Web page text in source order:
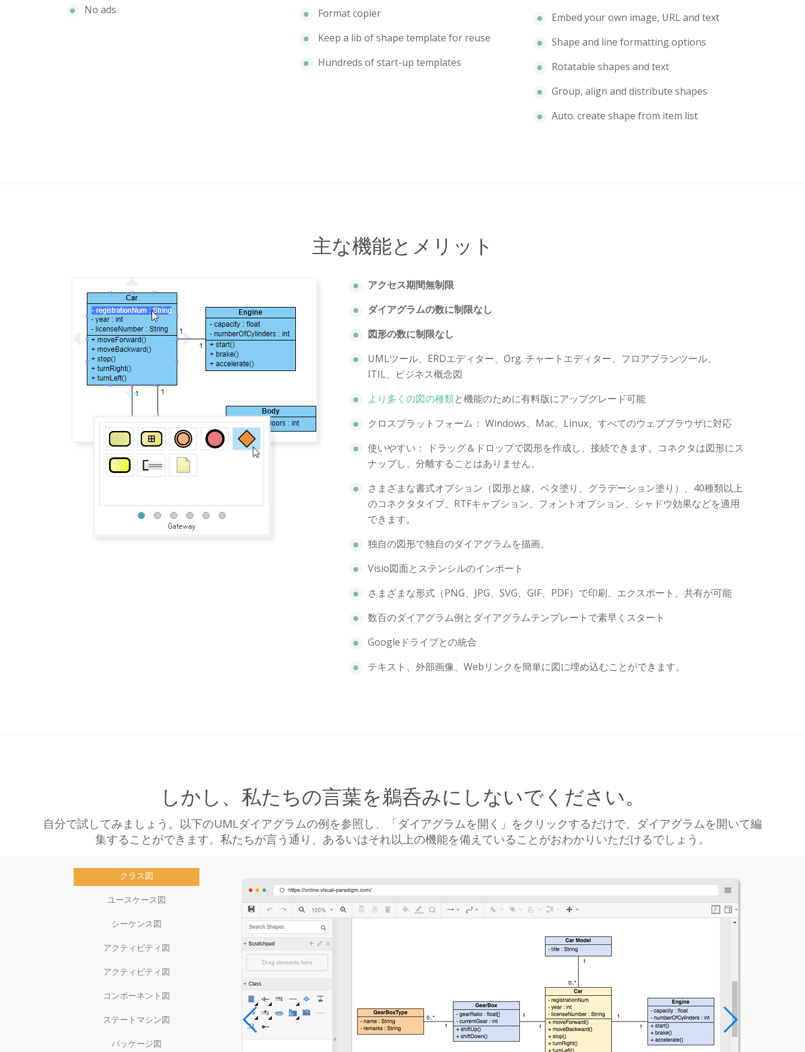
No ads
Format copier
Keep a lib of shape template for reuse
Hundreds of start-up templates
Embed your own image, URL and text
Shape and line formatting options
Rotatable shapes and text
Group, align and distribute shapes
Auto. create shape from item list
主な機能とメリット
アクセス期間無制限
ダイアグラムの数に制限なし
図形の数に制限なし
UMLツール、ERDエディター、Org. チャートエディター、フロアプランツール、
ITIL、ビジネス概念図
より多くの図の種類と機能のために有料版にアップグレード可能
クロスプラットフォーム： Windows、Mac、Linux。すべてのウェブブラウザに対応
使いやすい： ドラッグ＆ドロップで図形を作成し、接続できます。コネクタは図形にス
ナップし、分離することはありません。
さまざまな書式オプション（図形と線、ベタ塗り、グラデーション塗り）、40種類以上
のコネクタタイプ、RTFキャプション、フォントオプション、シャドウ効果などを適用
できます。
独自の図形で独自のダイアグラムを描画。
Visio図面とステンシルのインポート
さまざまな形式（PNG、JPG、SVG、GIF、PDF）で印刷、エクスポート、共有が可能
数百のダイアグラム例とダイアグラムテンプレートで素早くスタート
Googleドライブとの統合
テキスト、外部画像、Webリンクを簡単に図に埋め込むことができます。
しかし、私たちの言葉を鵜呑みにしないでください。
自分で試してみましょう。以下のUMLダイアグラムの例を参照し、「ダイアグラムを開く」をクリックするだけで、ダイアグラムを開いて編
集することができます。私たちが言う通り、あるいはそれ以上の機能を備えていることがおわかりいただけるでしょう。
クラス図
ユースケース図
シーケンス図
アクティビティ図
アクティビティ図
コンポーネント図
ステートマシン図
パッケージ図